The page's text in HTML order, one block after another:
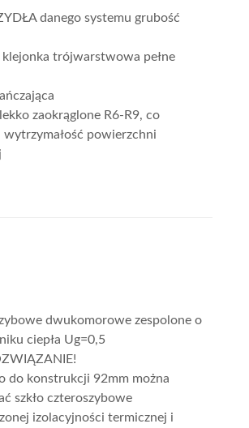
danego systemu grubość
trójwarstwowa pełne
zaokrąglone R6-R9, co
wytrzymałość powierzchni
dwukomorowe zespolone o
ciepła Ug=0,5
do konstrukcji 92mm można
szkło czteroszybowe
izolacyjności termicznej i